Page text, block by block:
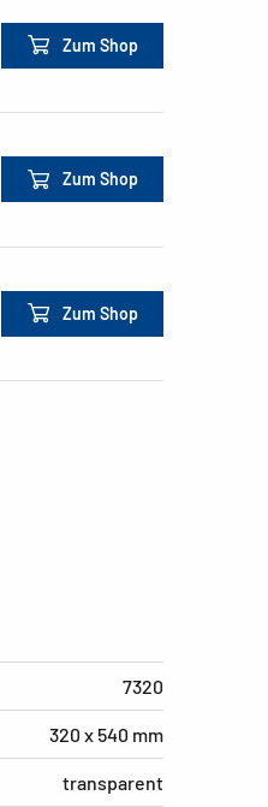
Zum Shop
Zum Shop
Zum Shop
7320
320 x 540 mm
transparent